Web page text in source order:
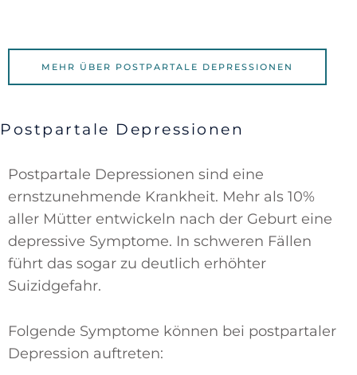
MEHR ÜBER POSTPARTALE DEPRESSIONEN
Postpartale Depressionen
Postpartale Depressionen sind eine
ernstzunehmende Krankheit. Mehr als 10%
aller Mütter entwickeln nach der Geburt eine
depressive Symptome. In schweren Fällen
führt das sogar zu deutlich erhöhter
Suizidgefahr.
Folgende Symptome können bei postpartaler
Depression auftreten: